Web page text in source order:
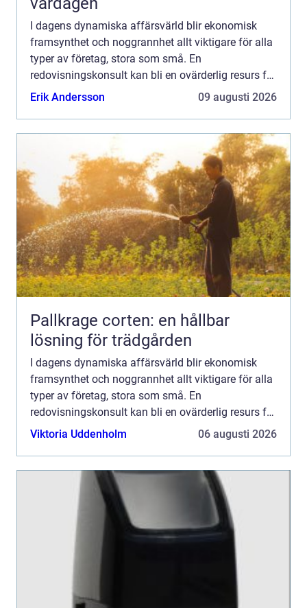
I dagens dynamiska affärsvärld blir ekonomisk
framsynthet och noggrannhet allt viktigare för alla
typer av företag, stora som små. En
redovisningskonsult kan bli en ovärderlig resurs för
företag som söker...
Erik Andersson 09 augusti 2026
Pallkrage corten: en hållbar
lösning för trädgården
I dagens dynamiska affärsvärld blir ekonomisk
framsynthet och noggrannhet allt viktigare för alla
typer av företag, stora som små. En
redovisningskonsult kan bli en ovärderlig resurs för
företag som söker...
Viktoria Uddenholm 06 augusti 2026